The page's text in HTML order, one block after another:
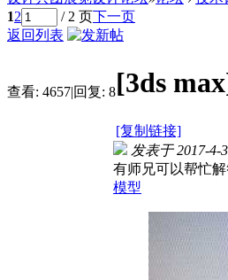
12 / 2 页下一页
返回列表
查看: 4657|回复: 8[3ds
[复制链接]
发表于 2017-4-
有师兄可以帮忙
模型